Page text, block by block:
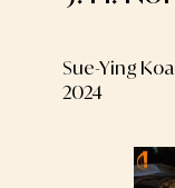
Sue-Ying
2024